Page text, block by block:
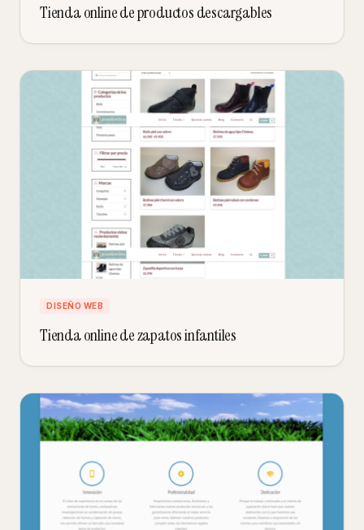
Tienda online de productos descargables
DISEÑO WEB
Tienda online de zapatos infantiles